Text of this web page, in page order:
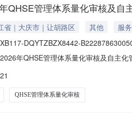
QHSE管理体系量化审核及自
省｜大庆市｜让胡路区 其他
服务
DQYTZBZX8442-
年QHSE管理体系量化审核及自主
公告(邀.pdf分项报价表
QHSE管理体系量化审核